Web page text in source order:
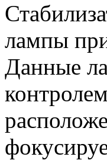
лампы
Данные